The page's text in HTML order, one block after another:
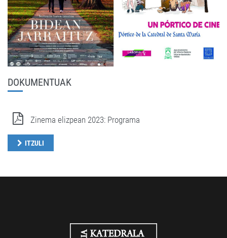
DOKUMENTUAK
Zinema elizpean 2023: Programa
ITZULI